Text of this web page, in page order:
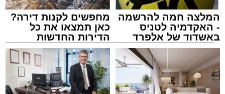
המלצה חמה להרשמה
- האקדמיה לטניס
באשדוד של אלפרד
קריאולנסקי - לילדים
מחפשים לקנות דירה?
כאן תמצאו את כל
הדירות החדשות
למכירה באשדוד >>>